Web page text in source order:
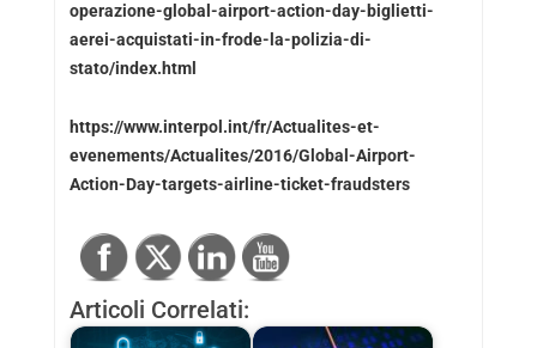
operazione-global-airport-action-day-biglietti-
aerei-acquistati-in-frode-la-polizia-di-
stato/index.html
https://www.interpol.int/fr/Actualites-et-
evenements/Actualites/2016/Global-Airport-
Action-Day-targets-airline-ticket-fraudsters
Articoli Correlati: